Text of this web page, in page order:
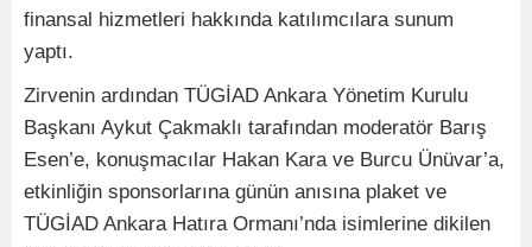
finansal hizmetleri hakkında katılımcılara sunum
yaptı.
Zirvenin ardından TÜGİAD Ankara Yönetim Kurulu
Başkanı Aykut Çakmaklı tarafından moderatör Barış
Esen’e, konuşmacılar Hakan Kara ve Burcu Ünüvar’a,
etkinliğin sponsorlarına günün anısına plaket ve
TÜGİAD Ankara Hatıra Ormanı’nda isimlerine dikilen